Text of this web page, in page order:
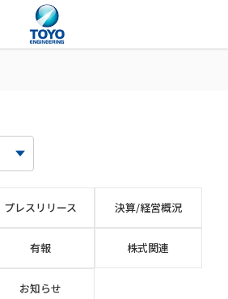
プレスリリース 決算/経営概況
有報 株式関連
お知らせ